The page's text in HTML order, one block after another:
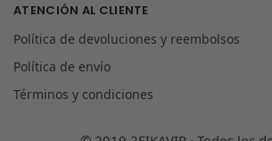
ATENCIÓN AL CLIENTE
Política de devoluciones y reembolsos
Política de envío
Términos y condiciones